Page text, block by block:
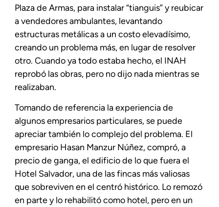
Plaza de Armas, para instalar “tianguis” y reubicar
a vendedores ambulantes, levantando
estructuras metálicas a un costo elevadísimo,
creando un problema más, en lugar de resolver
otro. Cuando ya todo estaba hecho, el INAH
reprobó las obras, pero no dijo nada mientras se
realizaban.
Tomando de referencia la experiencia de
algunos empresarios particulares, se puede
apreciar también lo complejo del problema. El
empresario Hasan Manzur Núñez, compró, a
precio de ganga, el edificio de lo que fuera el
Hotel Salvador, una de las fincas más valiosas
que sobreviven en el centró histórico. Lo remozó
en parte y lo rehabilitó como hotel, pero en un